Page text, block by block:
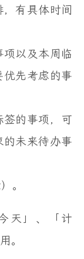
有具体时间
以及本周临
先考虑的事
签的事项，可
的未来待办事
。
天」、「计
。